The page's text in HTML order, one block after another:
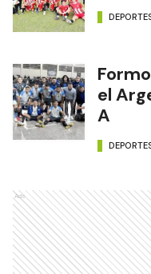
el
A
Ads